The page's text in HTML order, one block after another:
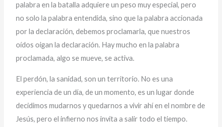
palabra en la batalla adquiere un peso muy especial, pero
no solo la palabra entendida, sino que la palabra accionada
por la declaración, debemos proclamarla, que nuestros
oídos oigan la declaración. Hay mucho en la palabra
proclamada, algo se mueve, se activa.
El perdón, la sanidad, son un territorio. No es una
experiencia de un día, de un momento, es un lugar donde
decidimos mudarnos y quedarnos a vivir ahí en el nombre de
Jesús, pero el infierno nos invita a salir todo el tiempo.